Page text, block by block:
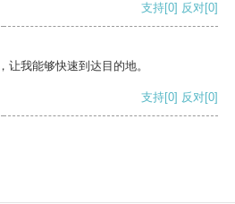
支持[0] 反对[0]
让我能够快速到达目的地。
支持[0] 反对[0]